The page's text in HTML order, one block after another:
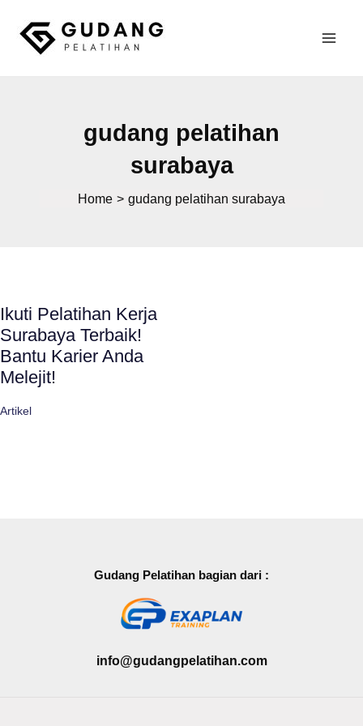
content
gudang pelatihan
surabaya
Home gudang pelatihan surabaya
Ikuti Pelatihan Kerja
Surabaya Terbaik!
Bantu Karier Anda
Melejit!
Artikel
Gudang Pelatihan bagian dari :
info@gudangpelatihan.com